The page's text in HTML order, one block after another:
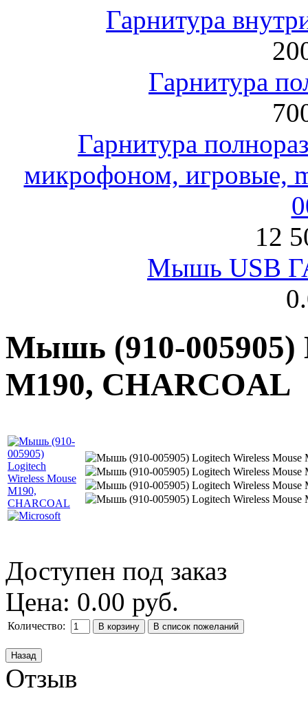
Гарнитура
Гарнитура
Гарнитура
микрофоном, игровые,
12
Мышь USB
Мышь (910-005905)
M190, CHARCOAL
Доступен под заказ
Цена: 0.00 руб.
Количество:
Отзыв